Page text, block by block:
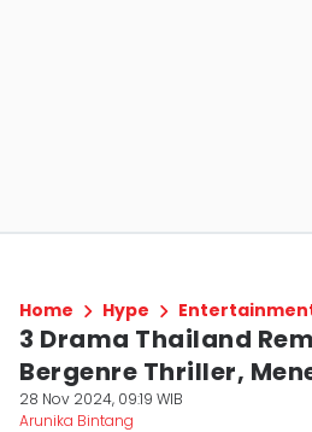
Home Hype
3 Drama Thailand
Bergenre Thriller,
28 Nov 2024, 09:19 WIB
Arunika Bintang